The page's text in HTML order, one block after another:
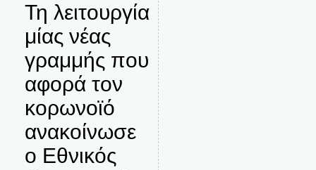
Τη λειτουργία
μίας νέας
γραμμής που
αφορά τον
κορωνοϊό
ανακοίνωσε
ο Εθνικός